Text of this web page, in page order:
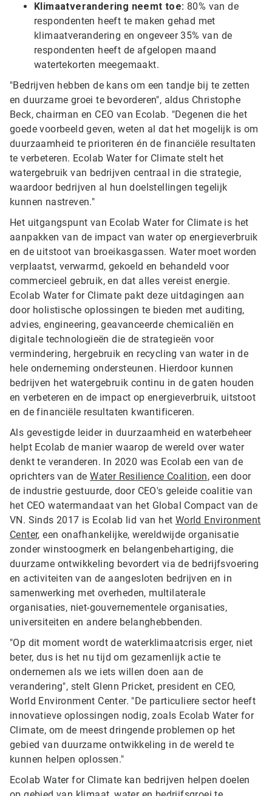
Klimaatverandering neemt toe: 80% van de
respondenten heeft te maken gehad met
klimaatverandering en ongeveer 35% van de
respondenten heeft de afgelopen maand
watertekorten meegemaakt.
"Bedrijven hebben de kans om een tandje bij te zetten
en duurzame groei te bevorderen", aldus Christophe
Beck, chairman en CEO van Ecolab. "Degenen die het
goede voorbeeld geven, weten al dat het mogelijk is om
duurzaamheid te prioriteren én de financiële resultaten
te verbeteren. Ecolab Water for Climate stelt het
watergebruik van bedrijven centraal in die strategie,
waardoor bedrijven al hun doelstellingen tegelijk
kunnen nastreven."
Het uitgangspunt van Ecolab Water for Climate is het
aanpakken van de impact van water op energieverbruik
en de uitstoot van broeikasgassen. Water moet worden
verplaatst, verwarmd, gekoeld en behandeld voor
commercieel gebruik, en dat alles vereist energie.
Ecolab Water for Climate pakt deze uitdagingen aan
door holistische oplossingen te bieden met auditing,
advies, engineering, geavanceerde chemicaliën en
digitale technologieën die de strategieën voor
vermindering, hergebruik en recycling van water in de
hele onderneming ondersteunen. Hierdoor kunnen
bedrijven het watergebruik continu in de gaten houden
en verbeteren en de impact op energieverbruik, uitstoot
en de financiële resultaten kwantificeren.
Als gevestigde leider in duurzaamheid en waterbeheer
helpt Ecolab de manier waarop de wereld over water
denkt te veranderen. In 2020 was Ecolab een van de
oprichters van deWater Resilience Coalition, een door
de industrie gestuurde, door CEO's geleide coalitie van
het CEO watermandaat van het Global Compact van de
VN. Sinds 2017 is Ecolab lid van het World Environment
Center, een onafhankelijke, wereldwijde organisatie
zonder winstoogmerk en belangenbehartiging, die
duurzame ontwikkeling bevordert via de bedrijfsvoering
en activiteiten van de aangesloten bedrijven en in
samenwerking met overheden, multilaterale
organisaties, niet-gouvernementele organisaties,
universiteiten en andere belanghebbenden.
"Op dit moment wordt de waterklimaatcrisis erger, niet
beter, dus is het nu tijd om gezamenlijk actie te
ondernemen als we iets willen doen aan de
verandering", stelt Glenn Pricket, president en CEO,
World Environment Center. "De particuliere sector heeft
innovatieve oplossingen nodig, zoals Ecolab Water for
Climate, om de meest dringende problemen op het
gebied van duurzame ontwikkeling in de wereld te
kunnen helpen oplossen."
Ecolab Water for Climate kan bedrijven helpen doelen